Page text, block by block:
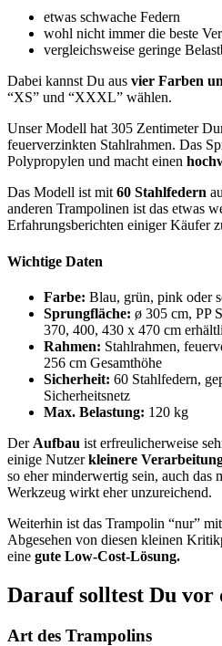
etwas schwache Federn
wohl nicht immer die beste
vergleichsweise geringe
Dabei kannst Du aus vier Farben
“XS” und “XXXL” wählen.
Unser Modell hat 305 Zentimeter
feuerverzinkten Stahlrahmen. Das
Polypropylen und macht einen
Das Modell ist mit 60 Stahlfedern
anderen Trampolinen ist das etwas
Erfahrungsberichten einiger Käufer
Wichtige Daten
Farbe: Blau, grün, pink oder
Sprungfläche: ø 305 cm, PP
370, 400, 430 x 470 cm
Rahmen: Stahlrahmen,
256 cm Gesamthöhe
Sicherheit: 60 Stahlfedern,
Sicherheitsnetz
Max. Belastung: 120 kg
Der Aufbau ist erfreulicherweise
einige Nutzerkleinere
so eher minderwertig sein, auch das
Werkzeug wirkt eher unzureichend.
Weiterhin ist das Trampolin “nur” mit
Abgesehen von diesen kleinen
eine gute Low-Cost-Lösung.
Darauf solltest Du vor
Art des Trampolins